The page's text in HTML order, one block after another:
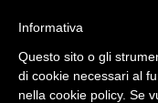
Informativa
Questo sito o gli
di cookie necessari al
nella cookie policy. Se